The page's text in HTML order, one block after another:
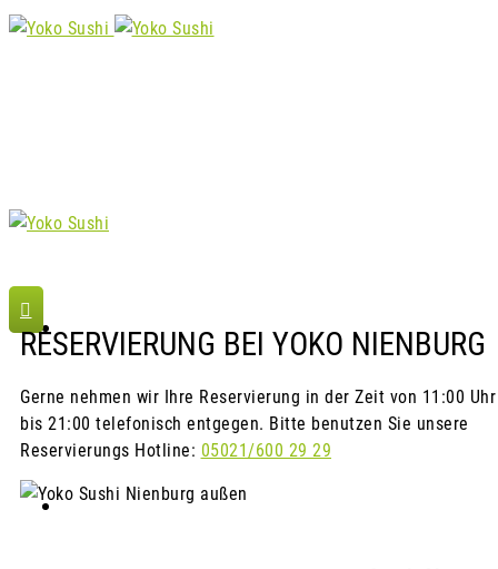
Jetzt bestellen
Login
RESERVIERUNG BEI YOKO NIENBURG
Gerne nehmen wir Ihre Reservierung in der Zeit von 11:00 Uhr
bis 21:00 telefonisch entgegen. Bitte benutzen Sie unsere
Reservierungs Hotline: 05021/600 29 29